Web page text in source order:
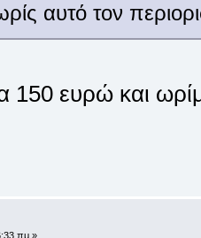
αυτό τον
150 ευρώ και
πμ »